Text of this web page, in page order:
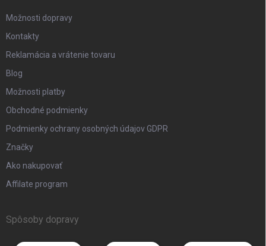
Možnosti dopravy
Kontakty
Reklamácia a vrátenie tovaru
Blog
Možnosti platby
Obchodné podmienky
Podmienky ochrany osobných údajov GDPR
Značky
Ako nakupovať
Affilate program
Spôsoby dopravy